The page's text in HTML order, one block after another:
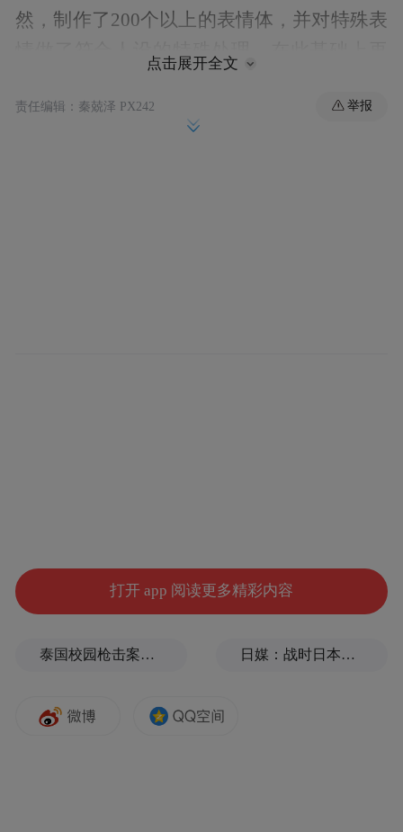
然，制作了200个以上的表情体，并对特殊表
能按照动作捕捉进行活动了。
点击展开全文
责任编辑：秦兢泽 PX242 举报
打开 app 阅读更多精彩内容
泰国校园枪击案致9死，枪手父亲道歉 日媒：战时日本多所大学进行输血人体实验，向患者注射动物血